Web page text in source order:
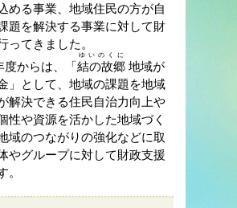
める事業、地域住民の方が自
題を解決する事業に対して財
ってきました。
からは、「結の故郷
ゆいのくに
地域が
」として、地域の課題を地域
解決できる住民自治力向上や
性や資源を活かした地域づく
域のつながりの強化などに取
やグループに対して財政支援
。